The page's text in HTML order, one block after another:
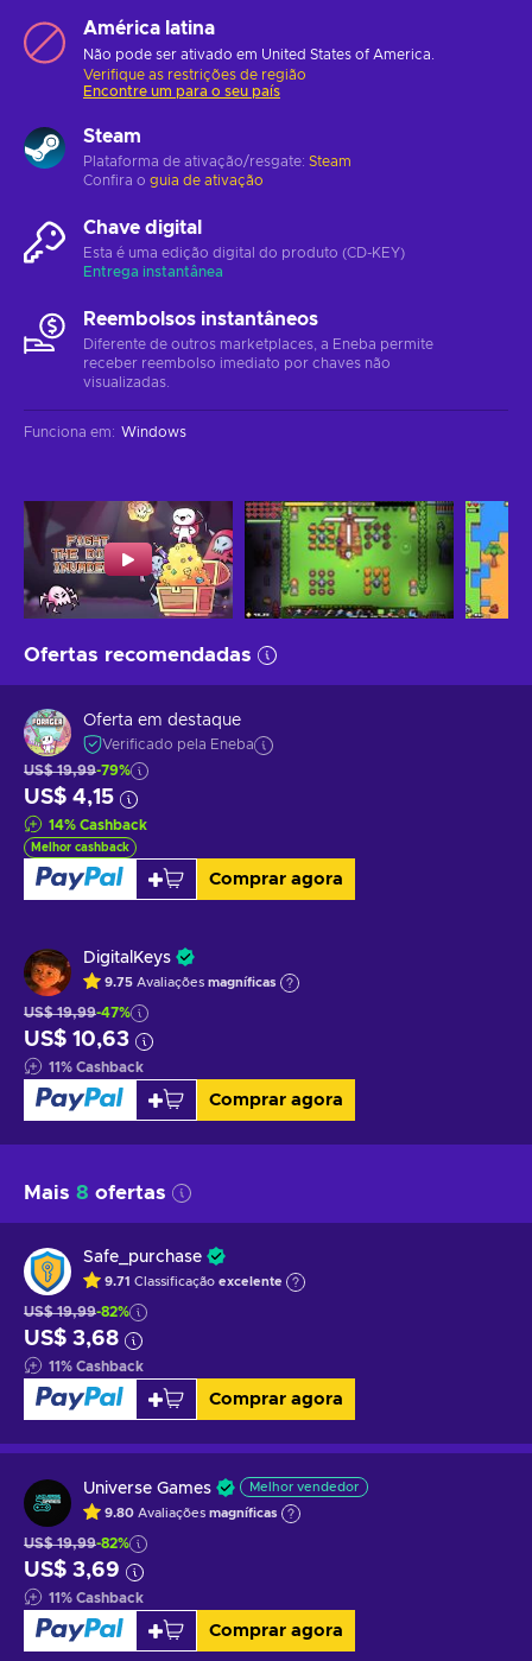
América latina
Não pode ser ativado em United States of America.
Verifique as restrições de região
Encontre um para o seu país
Steam
Plataforma de ativação/resgate: Steam
Confira o guia de ativação
Chave digital
Esta é uma edição digital do produto (CD-KEY)
Entrega instantânea
Reembolsos instantâneos
Diferente de outros marketplaces, a Eneba permite
receber reembolso imediato por chaves não
visualizadas.
Funciona em: Windows
Ofertas recomendadas
Oferta em destaque
Verificado pela Eneba
US$ 19,99-79%
US$ 4,15
14% Cashback
Melhor cashback
Comprar agora
DigitalKeys
9.75 Avaliações magníficas
US$ 19,99-47%
US$ 10,63
11% Cashback
Comprar agora
Mais 8 ofertas
Safe_purchase
9.71 Classificação excelente
US$ 19,99-82%
US$ 3,68
11% Cashback
Comprar agora
Universe Games Melhor vendedor
9.80 Avaliações magníficas
US$ 19,99-82%
US$ 3,69
11% Cashback
Comprar agora